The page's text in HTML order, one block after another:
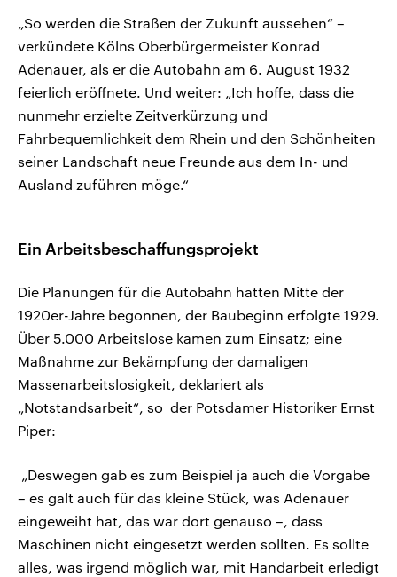
„So werden die Straßen der Zukunft aussehen“ –
verkündete Kölns Oberbürgermeister Konrad
Adenauer, als er die Autobahn am 6. August 1932
feierlich eröffnete. Und weiter: „Ich hoffe, dass die
nunmehr erzielte Zeitverkürzung und
Fahrbequemlichkeit dem Rhein und den Schönheiten
seiner Landschaft neue Freunde aus dem In- und
Ausland zuführen möge.“
Ein Arbeitsbeschaffungsprojekt
Die Planungen für die Autobahn hatten Mitte der
1920er-Jahre begonnen, der Baubeginn erfolgte 1929.
Über 5.000 Arbeitslose kamen zum Einsatz; eine
Maßnahme zur Bekämpfung der damaligen
Massenarbeitslosigkeit, deklariert als
„Notstandsarbeit“, so der Potsdamer Historiker Ernst
Piper:
„Deswegen gab es zum Beispiel ja auch die Vorgabe
– es galt auch für das kleine Stück, was Adenauer
eingeweiht hat, das war dort genauso –, dass
Maschinen nicht eingesetzt werden sollten. Es sollte
alles, was irgend möglich war, mit Handarbeit erledigt